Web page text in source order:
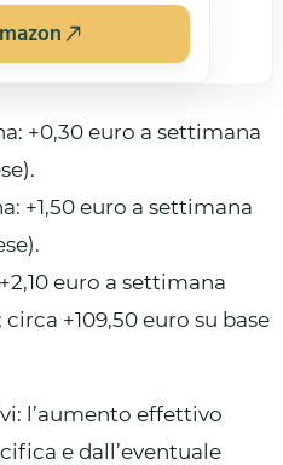
+0,30 euro a settimana
+1,50 euro a settimana
euro a settimana
+109,50 euro su base
l’aumento effettivo
e dall’eventuale